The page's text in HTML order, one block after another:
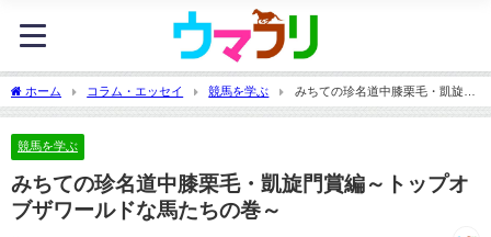
ホーム コラム・エッセイ 競馬を学ぶ
みちての珍名道中膝栗毛・凱旋門
賞編～トップオブザワールドな馬たちの巻～
競馬を学ぶ
みちての珍名道中膝栗毛・凱旋門賞編～トップオ
ブザワールドな馬たちの巻～